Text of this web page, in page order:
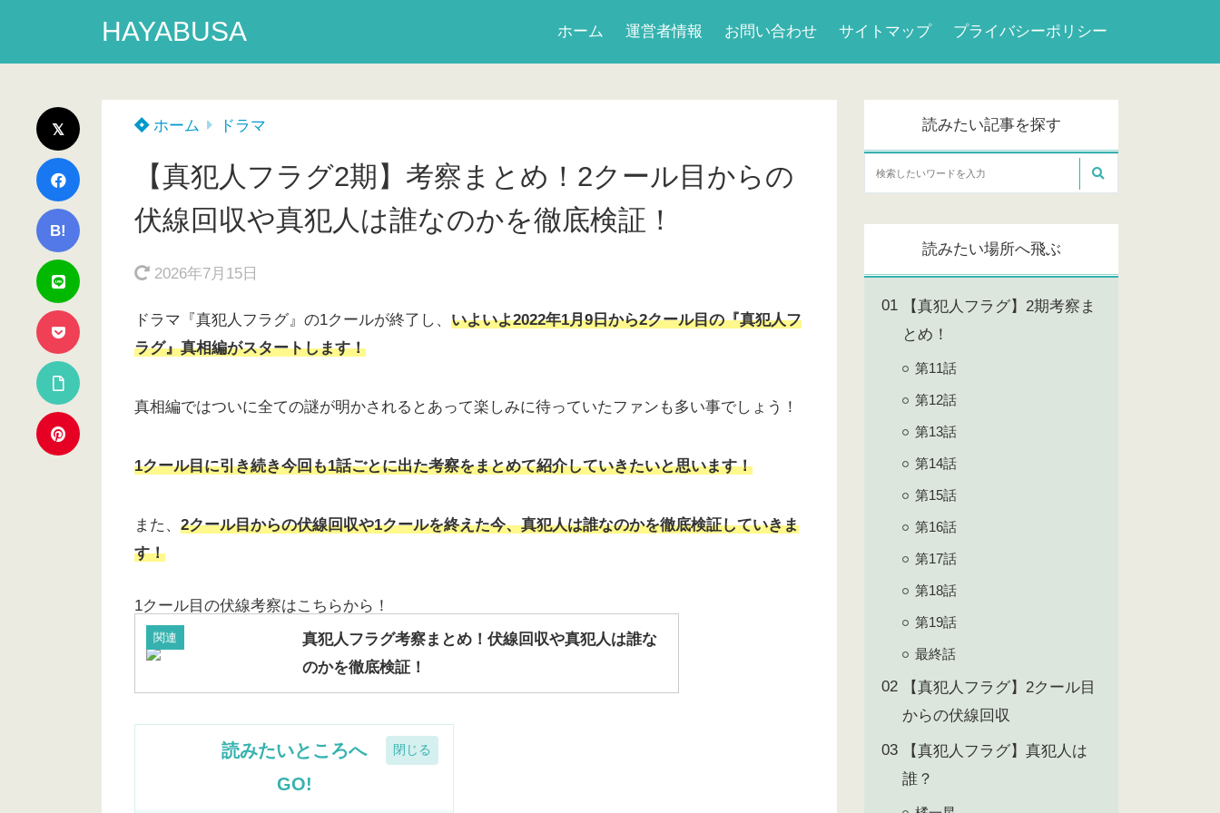
HAYABUSA ホーム 運営者情報 お問い合わせ サイトマップ プライバシーポリシー
B!
ホーム ドラマ
【真犯人フラグ2期】考察まとめ！2クール目からの
伏線回収や真犯人は誰なのかを徹底検証！
2026年7月15日
ドラマ『真犯人フラグ』の1クールが終了し、 いよいよ2022年1月9日から2クール目の『真犯人フ
ラグ』真相編がスタートします！
真相編ではついに全ての謎が明かされるとあって楽しみに待っていたファンも多い事でしょう！
1クール目に引き続き今回も1話ごとに出た考察をまとめて紹介していきたいと思います！
また、 2クール目からの伏線回収や1クールを終えた今、真犯人は誰なのかを徹底検証していきま
す！
1クール目の伏線考察はこちらから！
関連
真犯人フラグ考察まとめ！伏線回収や真犯人は誰な
のかを徹底検証！
読みたいところへ
GO!
読みたい記事を探す
読みたい場所へ飛ぶ
【真犯人フラグ】2期考察ま
とめ！
第11話
第12話
第13話
第14話
第15話
第16話
第17話
第18話
第19話
最終話
【真犯人フラグ】2クール目
からの伏線回収
【真犯人フラグ】真犯人は
誰？